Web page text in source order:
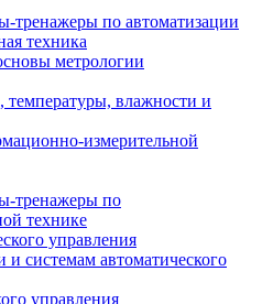
тренажеры по автоматизации
техника
метрологии
температуры, влажности и
измерительной
тренажеры по
технике
управления
системам автоматического
управления